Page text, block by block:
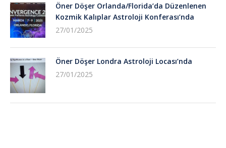
Öner Döşer Orlanda/Florida’da Düzenlenen
Kozmik Kalıplar Astroloji Konferası’nda
27/01/2025
Öner Döşer Londra Astroloji Locası’nda
27/01/2025